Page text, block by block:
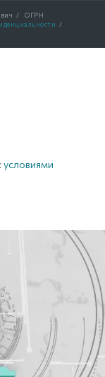
/
ОГРН
/
условиями